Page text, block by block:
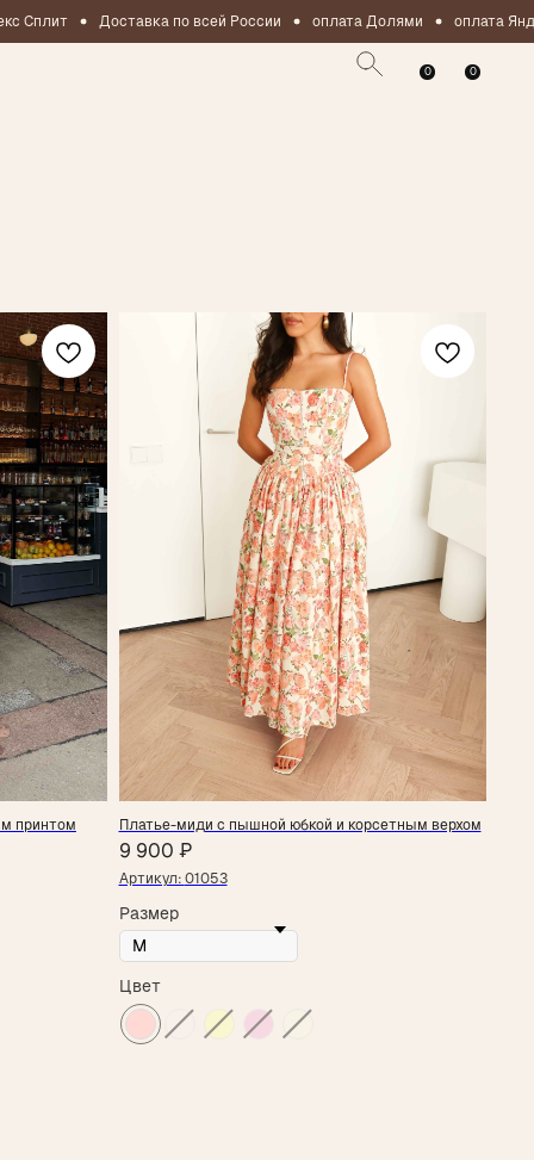
Доставка по всей России оплата Долями оплата Яндекс
принтом Платье-миди с пышной юбкой и корсетным верхом
9 900 ₽
Артикул: 01053
Размер
Цвет